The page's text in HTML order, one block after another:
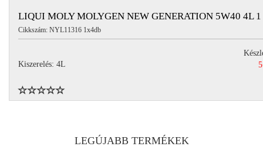
LIQUI MOLY MOLYGEN NEW GENERATION 5W40 4L
Cikkszám: NYL11316 1x4db
Kiszerelés: 4L
LEGÚJABB TERMÉKEK